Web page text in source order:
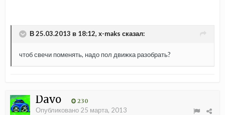
В 25.03.2013 в 18:12, x-maks сказал:
чтоб свечи поменять, надо пол движка разобрать?
Davo 230
Опубликовано 25 марта, 2013